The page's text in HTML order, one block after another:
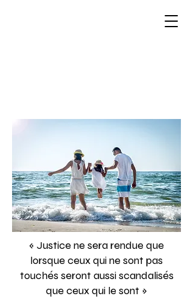
« Justice ne sera rendue que
lorsque ceux qui ne sont pas
touchés seront aussi scandalisés
que ceux qui le sont »